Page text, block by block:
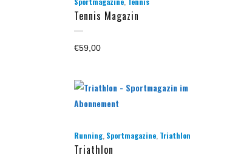
Tennis Magazin
€59,00
Running Sportmagazine Triathlon
Triathlon